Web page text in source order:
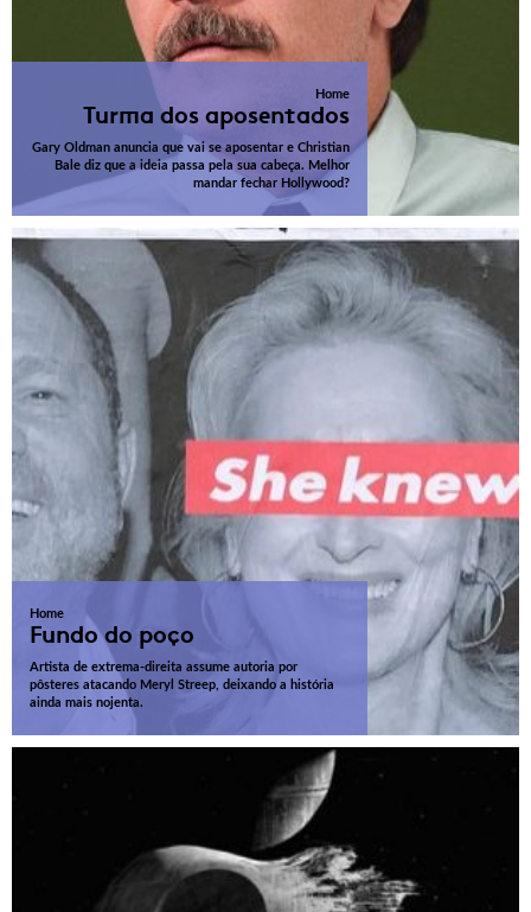
Home
Turma dos aposentados
Gary Oldman anuncia que vai se aposentar e Christian
Bale diz que a ideia passa pela sua cabeça. Melhor
mandar fechar Hollywood?
Home
Fundo do poço
Artista de extrema-direita assume autoria por
pôsteres atacando Meryl Streep, deixando a história
ainda mais nojenta.